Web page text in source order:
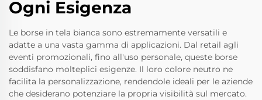
Ogni Esigenza
Le borse in tela bianca sono estremamente versatili e
adatte a una vasta gamma di applicazioni. Dal retail agli
eventi promozionali, fino all'uso personale, queste borse
soddisfano molteplici esigenze. Il loro colore neutro ne
facilita la personalizzazione, rendendole ideali per le aziende
che desiderano potenziare la propria visibilità sul mercato.